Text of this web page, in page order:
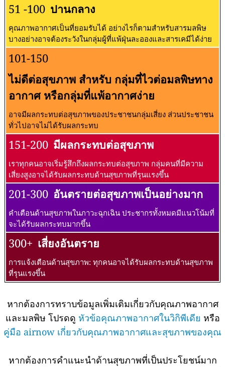
51 -100 ปานกลาง
คุณภาพอากาศเป็นที่ยอมรับได้ อย่างไรก็ตามสำหรับสารมลพิษ
บางอย่างอาจต้องระวังในกลุ่มผู้ที่แพ้ฝุ่นละอองและสารเคมีได้ง่าย
101-150
ไม่ดีต่อสุขภาพ สำหรับ กลุ่มที่ไวต่อมลพิษทาง
อากาศ หรือกลุ่มที่แพ้อากาศง่าย
อาจมีผลกระทบต่อสุขภาพของประชาชนกลุ่มเสี่ยง ส่วนประชาชน
ทั่วไปอาจไม่ได้รับผลกระทบ
151-200 มีผลกระทบต่อสุขภาพ
เราทุกคนอาจเริ่มรู้สึกถึงผลกระทบต่อสุขภาพ กลุ่มคนที่มีความ
เสี่ยงสูงอาจได้รับผลกระทบด้านสุขภาพที่รุนแรงขึ้น
201-300 อันตรายต่อสุขภาพเป็นอย่างมาก
คำเตือนด้านสุขภาพในภาวะฉุกเฉิน ประชากรทั้งหมดมีแนวโน้มที่
จะได้รับผลกระทบมากขึ้น
300+ เสี่ยงอันตราย
การแจ้งเตือนด้านสุขภาพ: ทุกคนอาจได้รับผลกระทบด้านสุขภาพ
ที่รุนแรงขึ้น
หากต้องการทราบข้อมูลเพิ่มเติมเกี่ยวกับคุณภาพอากาศ
และมลพิษ โปรดดู หัวข้อคุณภาพอากาศในวิกิพีเดีย หรือ
คู่มือ airnow เกี่ยวกับคุณภาพอากาศและสุขภาพของคุณ
หากต้องการคำแนะนำด้านสุขภาพที่เป็นประโยชน์มาก